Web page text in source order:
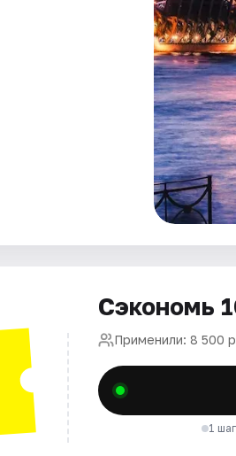
Сэкономь
Применили: 8 500
1